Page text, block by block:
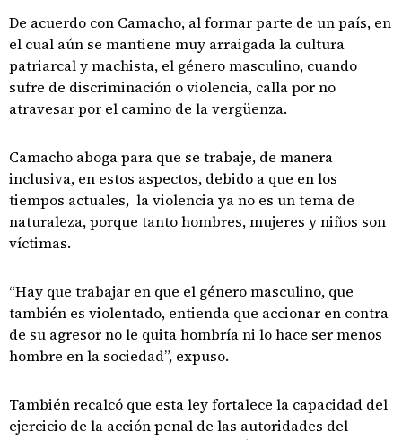
De acuerdo con Camacho, al formar parte de un país, en
el cual aún se mantiene muy arraigada la cultura
patriarcal y machista, el género masculino, cuando
sufre de discriminación o violencia, calla por no
atravesar por el camino de la vergüenza.
Camacho aboga para que se trabaje, de manera
inclusiva, en estos aspectos, debido a que en los
tiempos actuales, la violencia ya no es un tema de
naturaleza, porque tanto hombres, mujeres y niños son
víctimas.
“Hay que trabajar en que el género masculino, que
también es violentado, entienda que accionar en contra
de su agresor no le quita hombría ni lo hace ser menos
hombre en la sociedad”, expuso.
También recalcó que esta ley fortalece la capacidad del
ejercicio de la acción penal de las autoridades del